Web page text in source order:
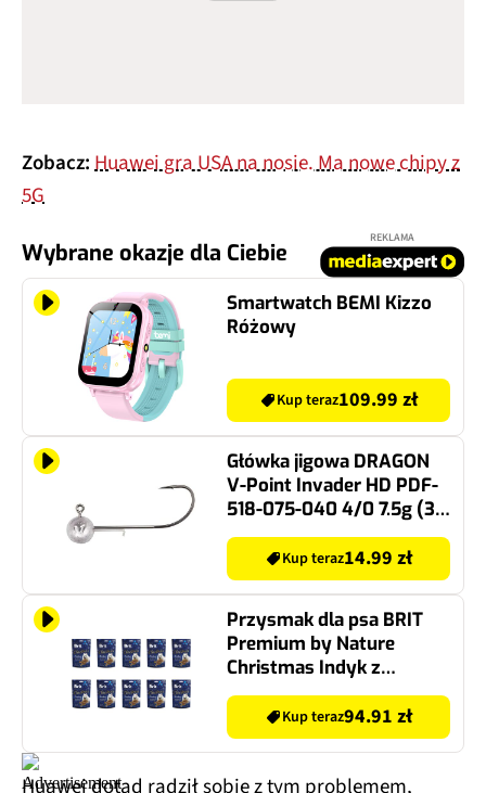
Zobacz:Huawei gra USA na nosie. Ma nowe chipy z
5G
Wybrane okazje dla Ciebie
REKLAMA
Smartwatch BEMI Kizzo
Różowy
Kup teraz109.99 zł
Główka jigowa DRAGON
V-Point Invader HD PDF-
518-075-040 4/0 7.5g (3
szt.)
Kup teraz14.99 zł
Przysmak dla psa BRIT
Premium by Nature
Christmas Indyk z
żurawiną 10 x 180 g
Kup teraz94.91 zł
Huawei dotąd radził sobie z tym problemem,